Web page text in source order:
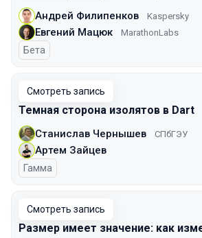
Андрей Филипенков Kaspersky
Евгений Мацюк MarathonLabs
Бета
Смотреть запись
Темная сторона изолятов в Dart
Станислав Чернышев СПбГЭУ
Артем Зайцев
Гамма
Смотреть запись
Размер имеет значение: как